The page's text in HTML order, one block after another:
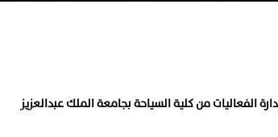
الفعاليات من كلية السياحة بجامعة الملك عبدالعزيز